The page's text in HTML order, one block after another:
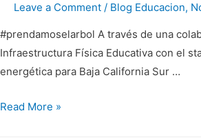
Leave a Comment / Blog Educacion,
#prendamoselarbol A través de una
Infraestructura Física Educativa con el
energética para Baja California Sur …
Stand
Read More »